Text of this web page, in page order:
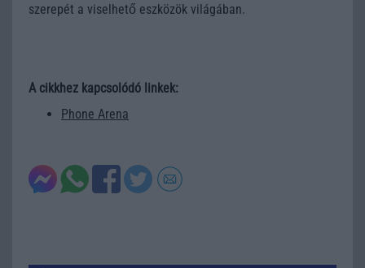
szerepét a viselhető eszközök világában.
A cikkhez kapcsolódó linkek:
Phone Arena